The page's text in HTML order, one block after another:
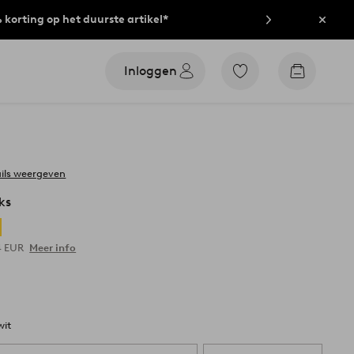
korting op het duurste artikel*
Inloggen
Ga
Go
weergeven
EUR Meer info